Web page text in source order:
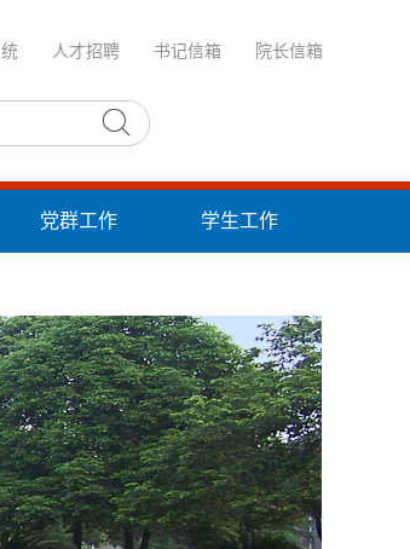
人才招聘 书记信箱 院长信箱
党群工作 学生工作